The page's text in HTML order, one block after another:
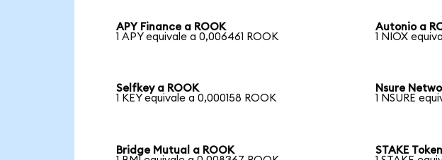
APY Finance a ROOK
1 APY equivale a 0,006461 ROOK
Autonio a
1 NIOX
Selfkey a ROOK
1 KEY equivale a 0,000158 ROOK
Nsure
1 NSURE
Bridge Mutual a ROOK
STAKE